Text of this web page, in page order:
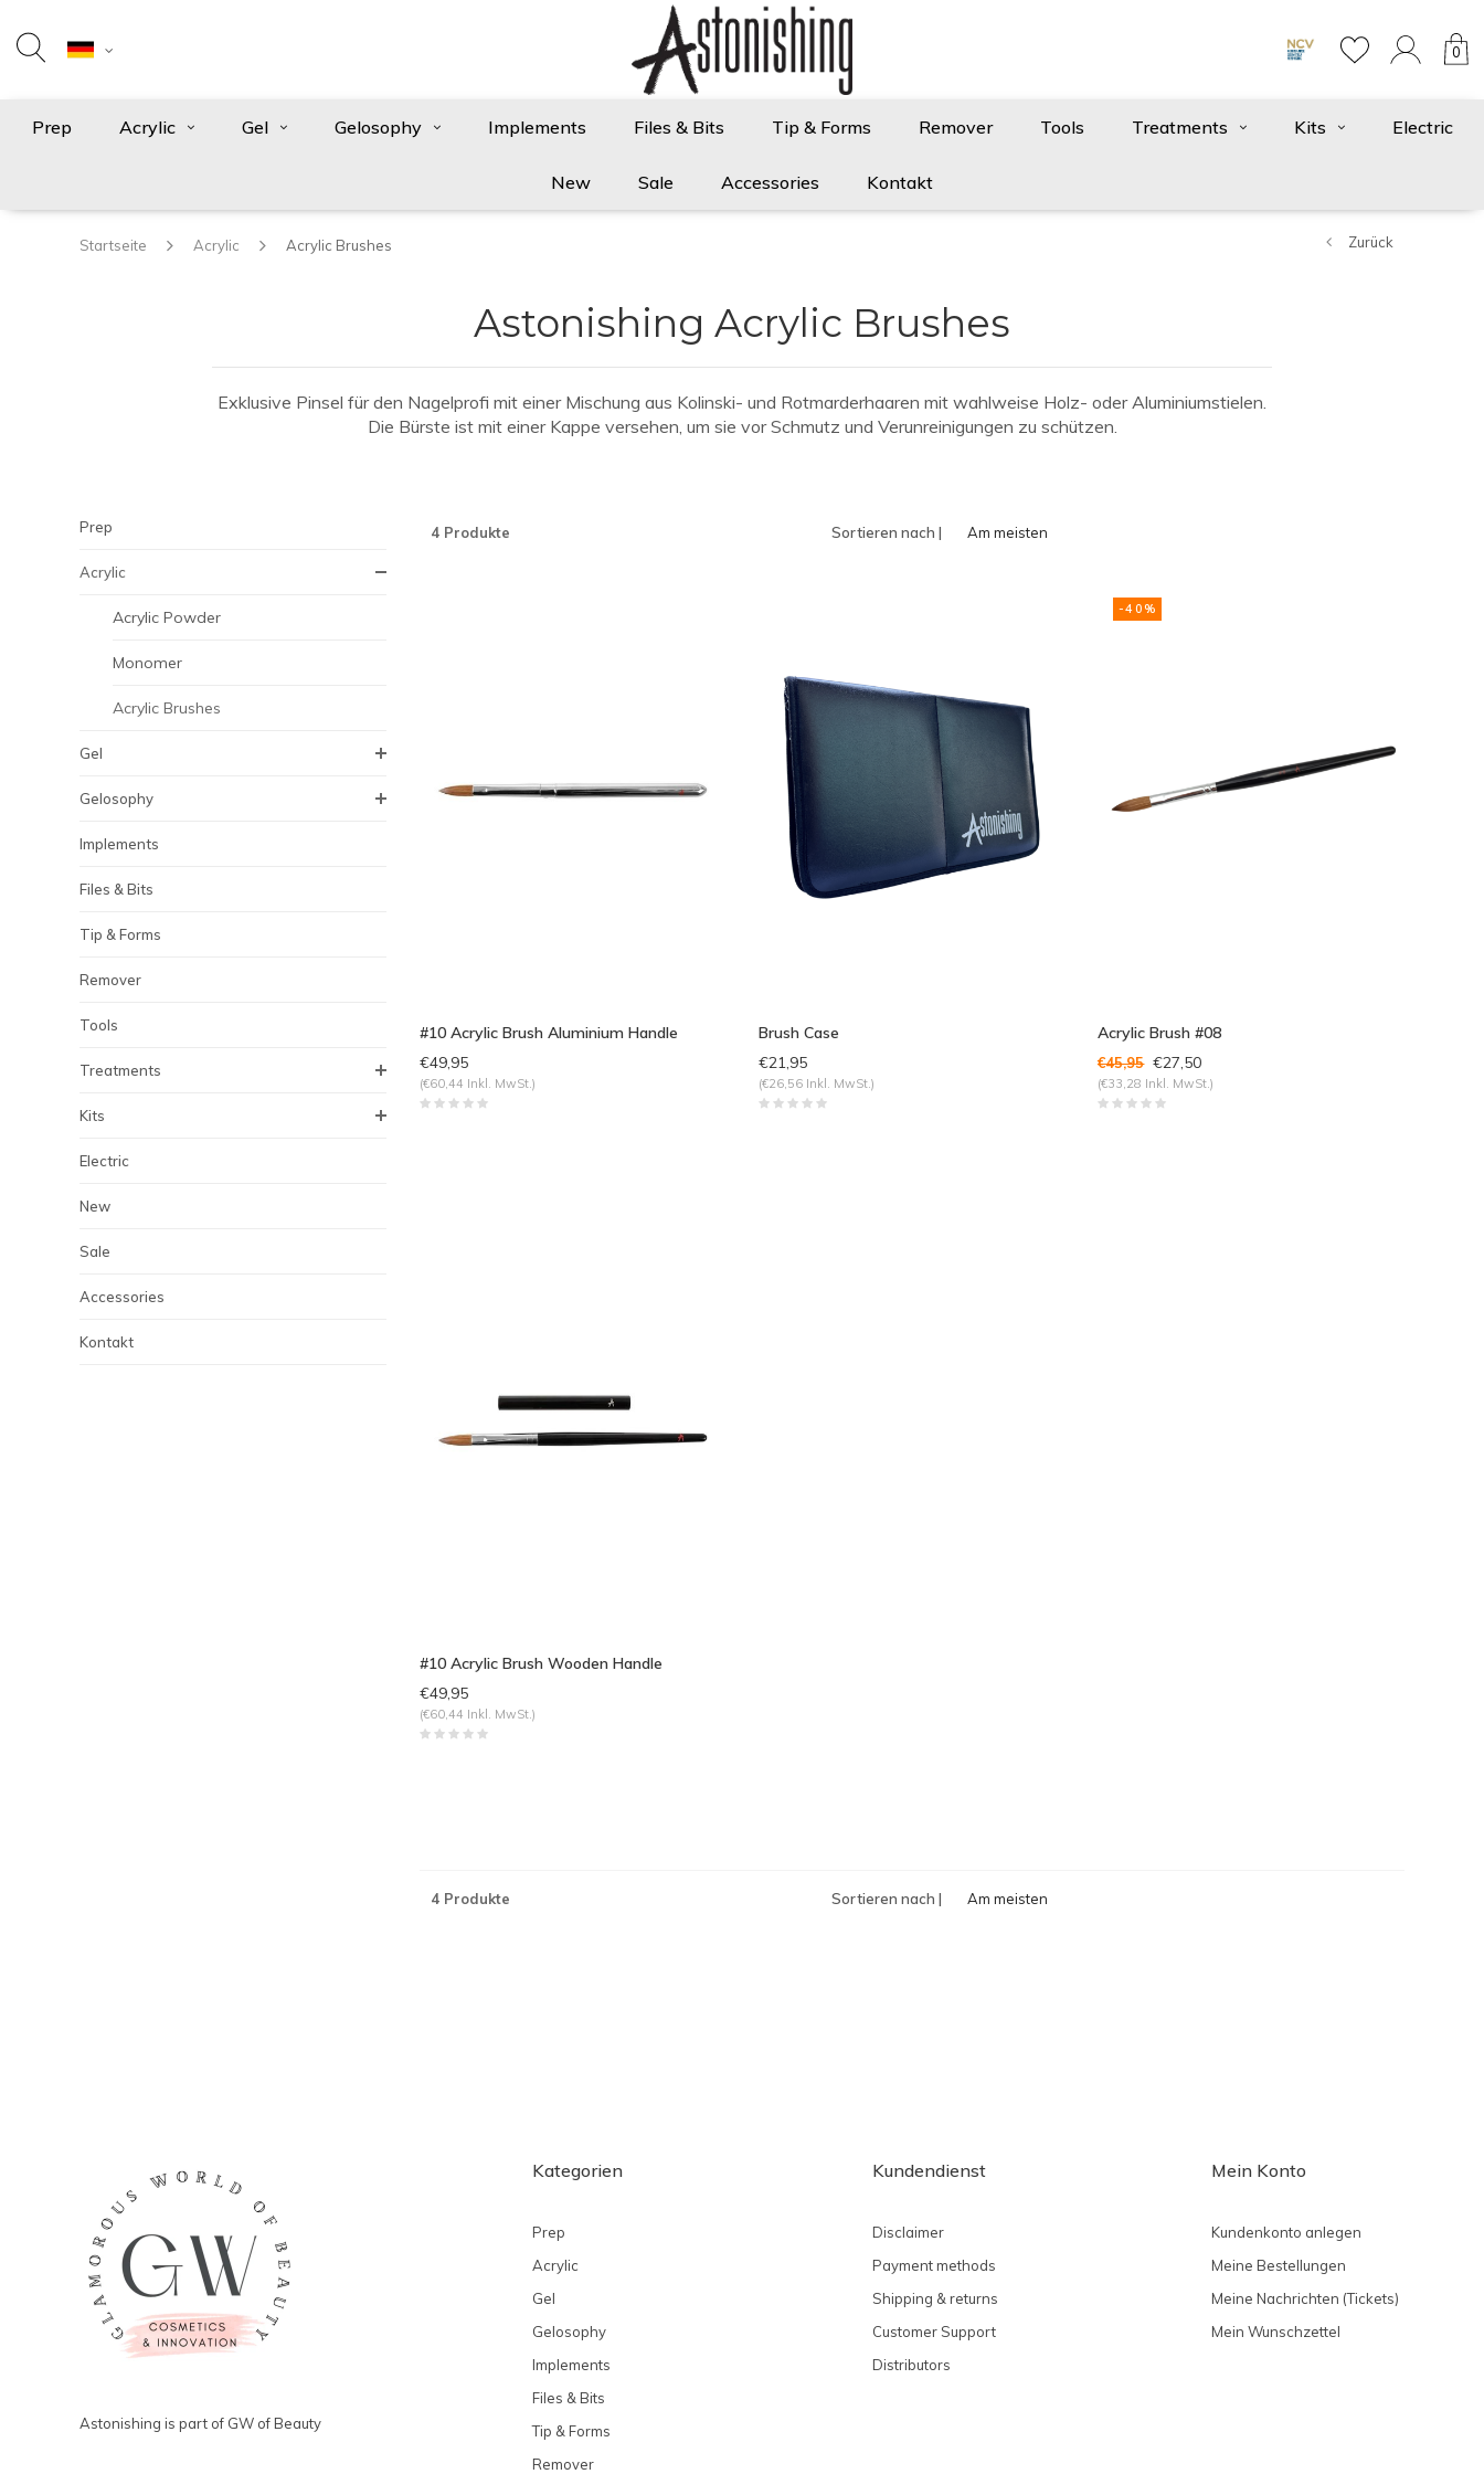
0
Prep Acrylic Gel Gelosophy Implements Files & Bits Tip & Forms Remover Tools Treatments Kits Electric
New Sale Accessories Kontakt
Startseite Acrylic Acrylic Brushes Zurück
Astonishing Acrylic Brushes
Exklusive Pinsel für den Nagelprofi mit einer Mischung aus Kolinski- und Rotmarderhaaren mit wahlweise Holz- oder Aluminiumstielen.
Die Bürste ist mit einer Kappe versehen, um sie vor Schmutz und Verunreinigungen zu schützen.
Prep
Acrylic
Acrylic Powder
Monomer
Acrylic Brushes
Gel
Gelosophy
Implements
Files & Bits
Tip & Forms
Remover
Tools
Treatments
Kits
Electric
New
Sale
Accessories
Kontakt
4 Produkte Sortieren nach |
Am meisten
#10 Acrylic Brush Aluminium Handle
€49,95
(€60,44 Inkl. MwSt.)
Brush Case
€21,95
(€26,56 Inkl. MwSt.)
-40%
Acrylic Brush #08
€45,95 €27,50
(€33,28 Inkl. MwSt.)
#10 Acrylic Brush Wooden Handle
€49,95
(€60,44 Inkl. MwSt.)
4 Produkte Sortieren nach |
Am meisten
Astonishing is part of GW of Beauty
Kategorien
Prep
Acrylic
Gel
Gelosophy
Implements
Files & Bits
Tip & Forms
Remover
Kundendienst
Disclaimer
Payment methods
Shipping & returns
Customer Support
Distributors
Mein Konto
Kundenkonto anlegen
Meine Bestellungen
Meine Nachrichten (Tickets)
Mein Wunschzettel